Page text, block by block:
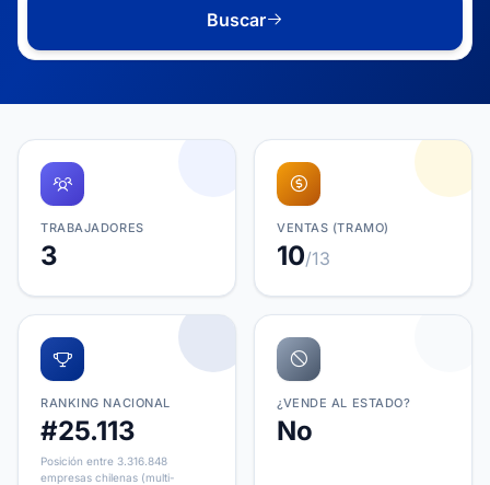
Buscar
TRABAJADORES
3
VENTAS (TRAMO)
10/13
RANKING NACIONAL
#25.113
Posición entre 3.316.848
empresas chilenas (multi-
¿VENDE AL ESTADO?
No